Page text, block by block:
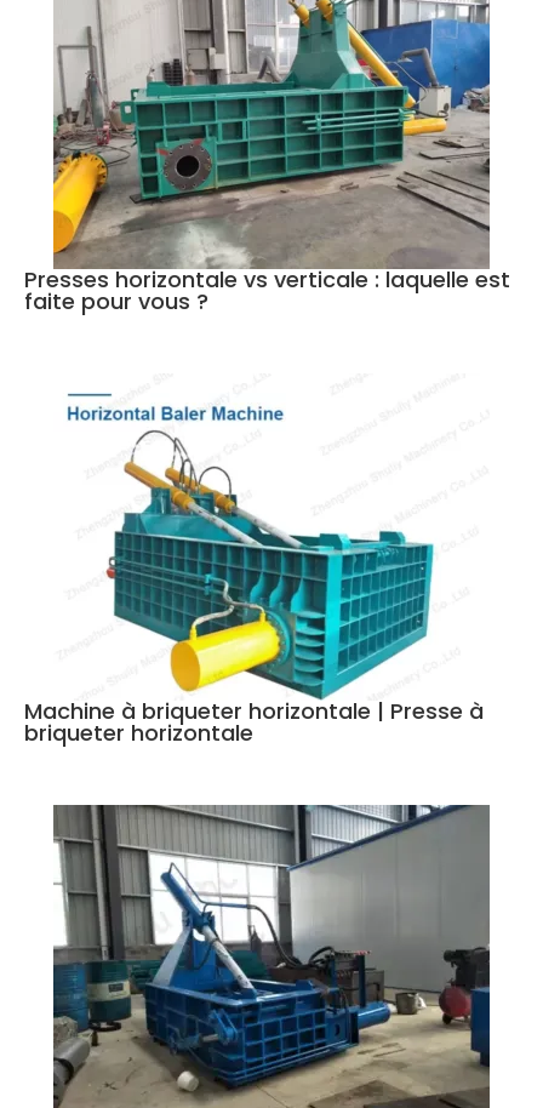
Presses horizontale vs verticale : laquelle est
faite pour vous ?
Machine à briqueter horizontale | Presse à
briqueter horizontale